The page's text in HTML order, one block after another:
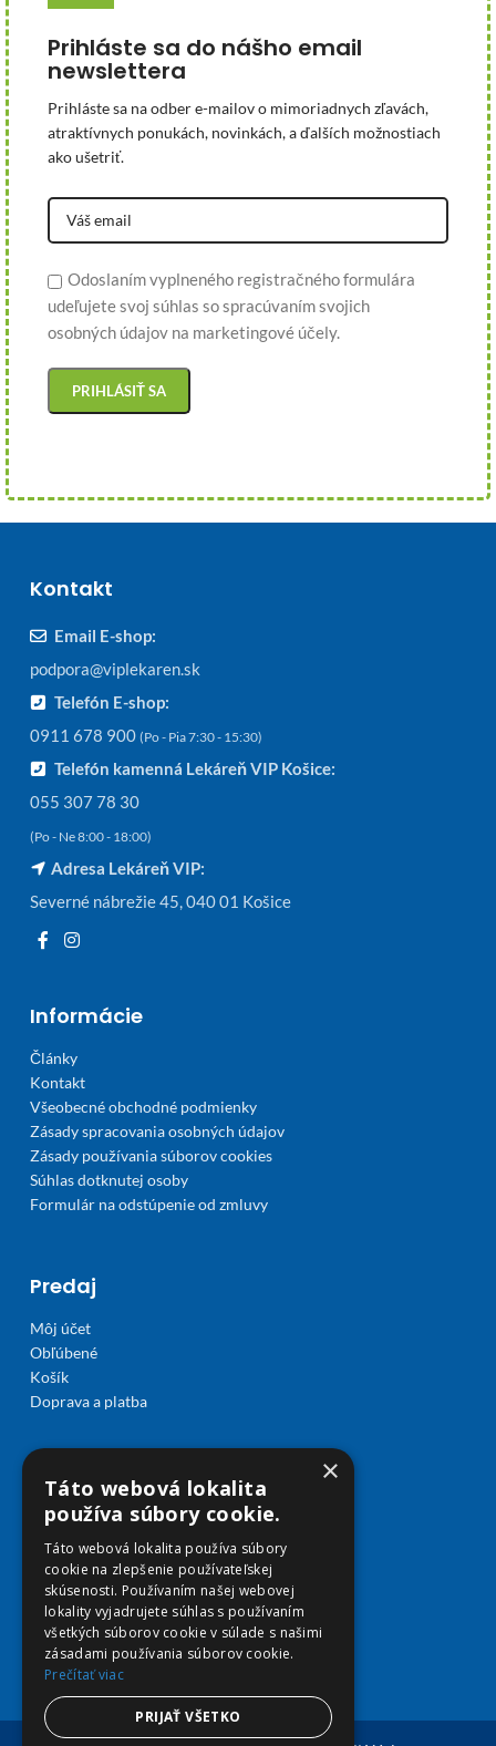
Prihláste sa do nášho email
newslettera
Prihláste sa na odber e-mailov o mimoriadnych zľavách,
atraktívnych ponukách, novinkách, a ďalších možnostiach
ako ušetriť.
Odoslaním vyplneného registračného formulára
udeľujete svoj súhlas so spracúvaním svojich
osobných údajov na marketingové účely.
Kontakt
Email E-shop:
podpora@viplekaren.sk
Telefón E-shop:
0911 678 900 (Po - Pia 7:30 - 15:30)
Telefón kamenná Lekáreň VIP Košice:
055 307 78 30
(Po - Ne 8:00 - 18:00)
Adresa Lekáreň VIP:
Severné nábrežie 45, 040 01 Košice
Informácie
Články
Kontakt
Všeobecné obchodné podmienky
Zásady spracovania osobných údajov
Zásady používania súborov cookies
Súhlas dotknutej osoby
Formulár na odstúpenie od zmluvy
Predaj
Môj účet
Obľúbené
Košík
Doprava a platba
×
Táto webová lokalita
používa súbory cookie.
Táto webová lokalita používa súbory
cookie na zlepšenie používateľskej
skúsenosti. Používaním našej webovej
lokality vyjadrujete súhlas s používaním
všetkých súborov cookie v súlade s našimi
zásadami používania súborov cookie.
Prečítať viac
PRIJAŤ VŠETKO